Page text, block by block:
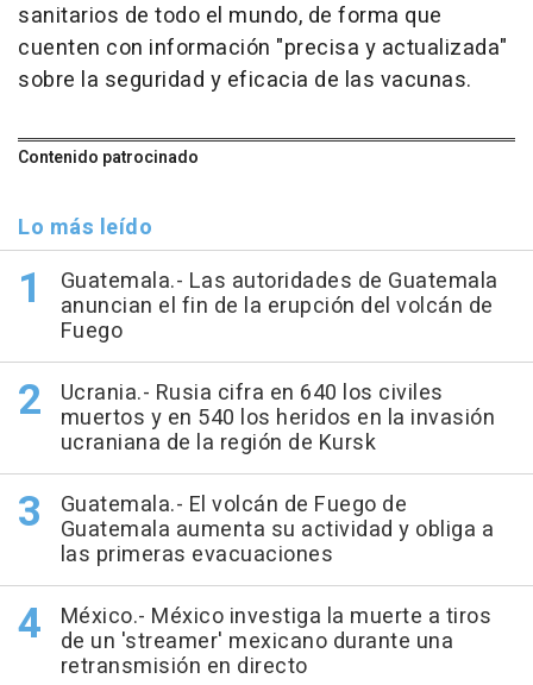
sanitarios de todo el mundo, de forma que
cuenten con información "precisa y actualizada"
sobre la seguridad y eficacia de las vacunas.
Contenido patrocinado
Lo más leído
Guatemala.- Las autoridades de Guatemala
anuncian el fin de la erupción del volcán de
Fuego
Ucrania.- Rusia cifra en 640 los civiles
muertos y en 540 los heridos en la invasión
ucraniana de la región de Kursk
Guatemala.- El volcán de Fuego de
Guatemala aumenta su actividad y obliga a
las primeras evacuaciones
México.- México investiga la muerte a tiros
de un 'streamer' mexicano durante una
retransmisión en directo